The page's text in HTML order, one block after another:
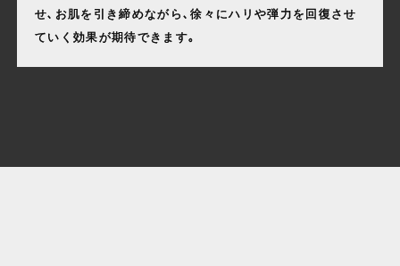
せ､お肌を引き締めながら､徐々にハリや弾力を回復させ
ていく効果が期待できます｡